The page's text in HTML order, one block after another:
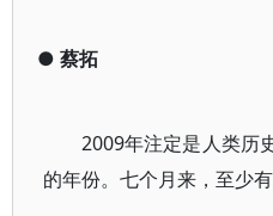
● 蔡拓
2009年注定是人类历
的年份。七个月来，至少